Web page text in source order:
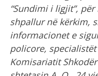
“Sundimi i ligjit”,
shpallur në kërkim,
informacionet e
policore,
Komisariatit